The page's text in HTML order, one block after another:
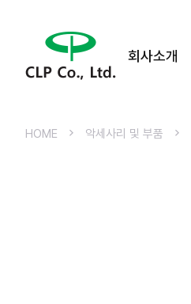
회사소개
HOME 악세사리 및 부품